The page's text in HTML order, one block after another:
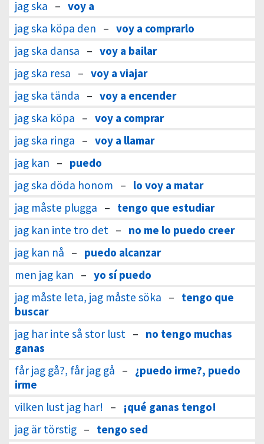
jag ska – voy a
jag ska köpa den – voy a comprarlo
jag ska dansa – voy a bailar
jag ska resa – voy a viajar
jag ska tända – voy a encender
jag ska köpa – voy a comprar
jag ska ringa – voy a llamar
jag kan – puedo
jag ska döda honom – lo voy a matar
jag måste plugga – tengo que estudiar
jag kan inte tro det – no me lo puedo creer
jag kan nå – puedo alcanzar
men jag kan – yo sí puedo
jag måste leta, jag måste söka – tengo que
buscar
jag har inte så stor lust – no tengo muchas
ganas
får jag gå?, får jag gå – ¿puedo irme?, puedo
irme
vilken lust jag har! –
¡qué ganas tengo!
jag är törstig – tengo sed